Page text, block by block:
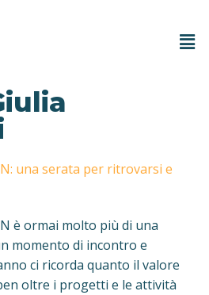
una serata per ritrovarsi e
è ormai molto più di una
momento di incontro e
ci ricorda quanto il valore
oltre i progetti e le attività